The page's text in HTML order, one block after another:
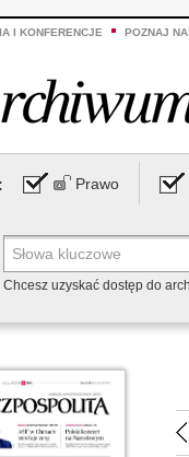
I KONFERENCJE POZNAJ
Prawo
Chcesz uzyskać dostęp do